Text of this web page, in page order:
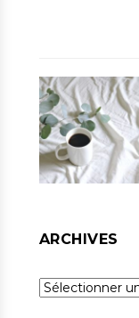
ARCHIVES
Archives